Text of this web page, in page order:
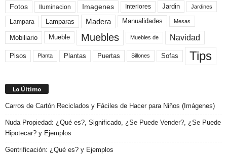
Fotos Iluminacion Imagenes Interiores Jardin Jardines
Lampara Lamparas Madera Manualidades Mesas
Mobiliario Mueble Muebles Muebles de Navidad
Pisos Planta Plantas Puertas Sillones Sofas Tips
Lo Último
Carros de Cartón Reciclados y Fáciles de Hacer para Niños (Imágenes)
Nuda Propiedad: ¿Qué es?, Significado, ¿Se Puede Vender?, ¿Se Puede
Hipotecar? y Ejemplos
Gentrificación: ¿Qué es? y Ejemplos